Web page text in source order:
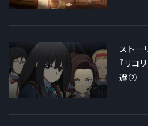
ストー
『リコ
遷②